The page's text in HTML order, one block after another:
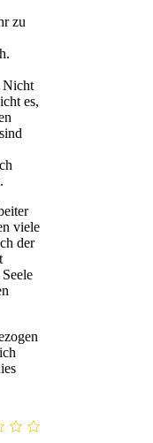
zu
Nicht
es,
viele
der